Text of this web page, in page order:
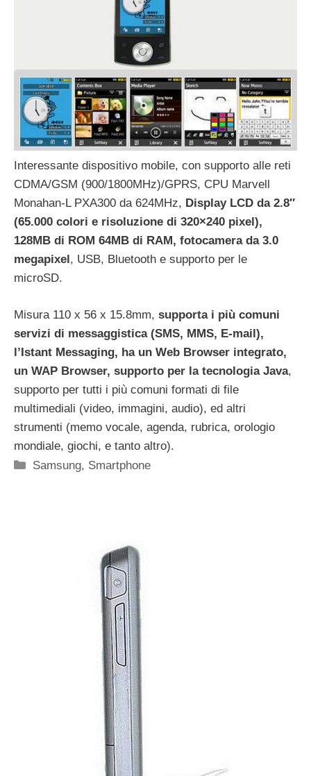
Interessante dispositivo mobile, con supporto alle reti
CDMA/GSM (900/1800MHz)/GPRS, CPU Marvell
Monahan-L PXA300 da 624MHz, Display LCD da 2.8″
(65.000 colori e risoluzione di 320×240 pixel),
128MB di ROM 64MB di RAM, fotocamera da 3.0
megapixel, USB, Bluetooth e supporto per le
microSD.
Misura 110 x 56 x 15.8mm, supporta i più comuni
servizi di messaggistica (SMS, MMS, E-mail),
l’Istant Messaging, ha un Web Browser integrato,
un WAP Browser, supporto per la tecnologia Java,
supporto per tutti i più comuni formati di file
multimediali (video, immagini, audio), ed altri
strumenti (memo vocale, agenda, rubrica, orologio
mondiale, giochi, e tanto altro).
Categorie
Samsung, Smartphone